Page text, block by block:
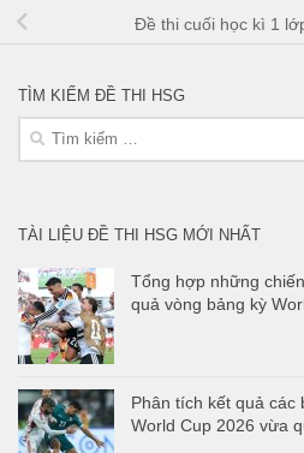
Đề thi cuối học kì 1
TÌM KIẾM ĐỀ THI HSG
Tìm
TÀI LIỆU ĐỀ THI HSG MỚI NHẤT
Tổng hợp những
quả vòng bảng kỳ
Phân tích kết quả các
World Cup 2026 vừa